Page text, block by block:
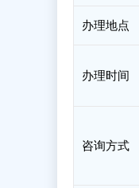
办理地点
办理时间
咨询方式